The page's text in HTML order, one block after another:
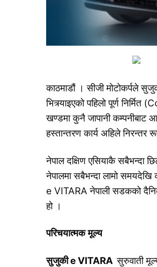
काठमाडौं । सीजी मोटोकर्पले
भित्र्याइएको पहिलो पूर्ण
खण्डमा कुनै जापानी कम्पनीबाट
हस्तान्तरण कार्य अहिले निरन्तर
नेपाल दक्षिण एसियाकै सबैभन्दा
नेपालमा सबैभन्दा लामो समयदेखि
e VITARA नेपाली सडकको दैनिक
हो ।
परिचयात्मक मूल्य
सुजुकीe VITARAसुरुवाती